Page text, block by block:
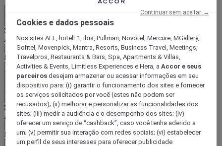
Voltar
Selecione seu país e idioma abaixo
Área geográfica
País/região-idioma
Confirmar meu país e idioma
EUR (€)
Voltar
Selecione sua moeda abaixo
Área geográfica
Moeda
Cookies e dados pessoais
Nos sites ALL, hotelF1, ibis, Pullman, Novotel, Mercure, MGallery,
Sofitel, Movenpick, Mantra, Resorts, Business Travel, Meetings,
Travelpros, Restaurants & Bars, Spa, Apartments & Villas,
Activities & Events, Limitless Experiences e Hera, aAccor e seus
parceiros desejam armazenar ou acessar informações em seu
dispositivo para: (i) garantir o funcionamento dos sites e fornecer
os serviços solicitados por você (estes não podem ser
recusados); (ii) melhorar e personalizar as funcionalidades dos
sites; (iii) medir a audiência e o desempenho dos sites; (iv)
oferecer um serviço de “cashback”, caso você tenha aderido a
um; (v) permitir sua interação com redes sociais; (vi) estabelecer
um perfil de seus interesses para oferecer publicidade
Continuar sem aceitar →